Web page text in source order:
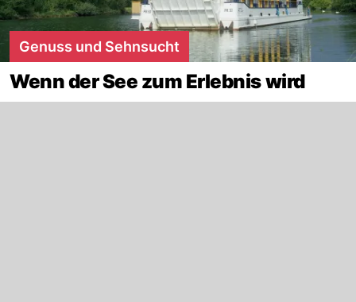
Genuss und Sehnsucht
Wenn der See zum Erlebnis wird